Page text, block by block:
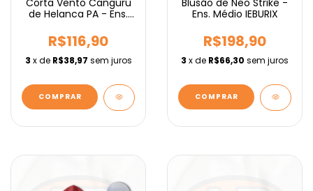
Corta Vento Canguru
de Helanca PA - Ens.
R$116,90
3 x de R$38,97 sem juros
COMPRAR
Blusão de Neo Strike -
Ens. Médio IEBURIX
R$198,90
3 x de R$66,30 sem juros
COMPRAR